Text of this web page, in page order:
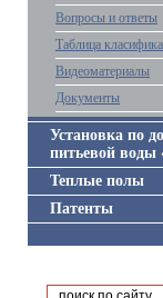
Вопросы и ответы
Таблица
Видеоматериалы
Документы
Установка по
питьевой воды
Теплые полы
Патенты